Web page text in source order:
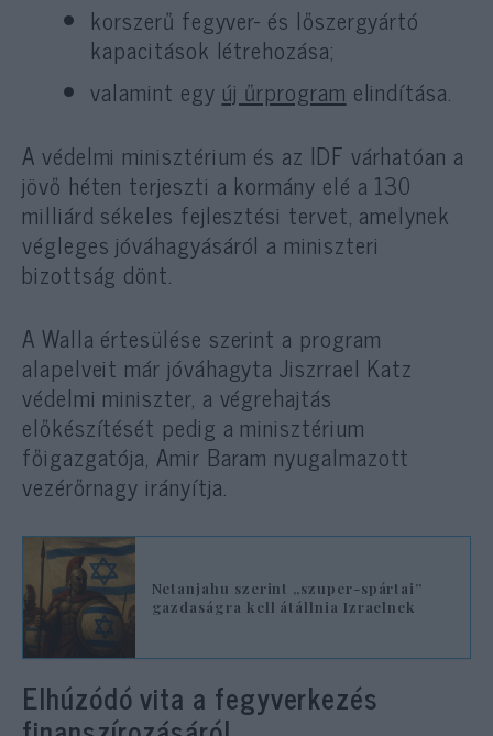
korszerű fegyver- és lőszergyártó
kapacitások létrehozása;
valamint egy új űrprogram elindítása.
A védelmi minisztérium és az IDF várhatóan a
jövő héten terjeszti a kormány elé a 130
milliárd sékeles fejlesztési tervet, amelynek
végleges jóváhagyásáról a miniszteri
bizottság dönt.
A Walla értesülése szerint a program
alapelveit már jóváhagyta Jiszrrael Katz
védelmi miniszter, a végrehajtás
előkészítését pedig a minisztérium
főigazgatója, Amir Baram nyugalmazott
vezérőrnagy irányítja.
Netanjahu szerint „szuper-spártai”
gazdaságra kell átállnia Izraelnek
Elhúzódó vita a fegyverkezés